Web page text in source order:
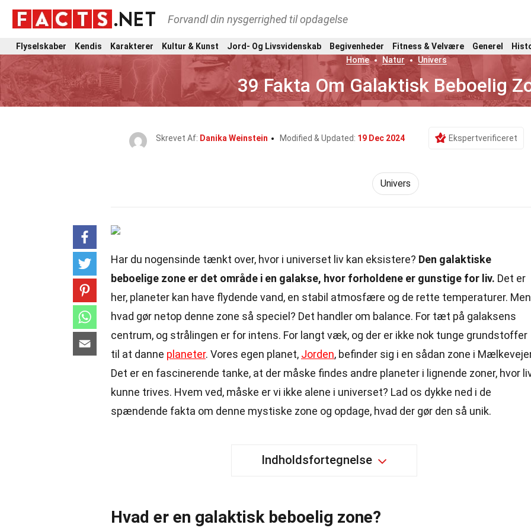
Forvandl din nysgerrighed til opdagelse
Flyselskaber Kendis Karakterer Kultur & Kunst Jord- Og Livsvidenskab Begivenheder Fitness & Velvære Generel
Home
Natur Univers
39 Fakta Om Galaktisk Beboelig
Skrevet Af: Danika Weinstein Modified & Updated: 19 Dec 2024 Ekspertverificeret
Univers
Har du nogensinde tænkt over, hvor i universet liv kan eksistere? Den galaktiske
beboelige zone er det område i en galakse, hvor forholdene er gunstige for liv. Det er
her, planeter kan have flydende vand, en stabil atmosfære og de rette temperaturer. Men
hvad gør netop denne zone så speciel? Det handler om balance. For tæt på galaksens
centrum, og strålingen er for intens. For langt væk, og der er ikke nok tunge grundstoffer
til at danne planeter. Vores egen planet, Jorden, befinder sig i en sådan zone i
Det er en fascinerende tanke, at der måske findes andre planeter i lignende zoner, hvor
kunne trives. Hvem ved, måske er vi ikke alene i universet? Lad os dykke ned i de
spændende fakta om denne mystiske zone og opdage, hvad der gør den så unik.
Indholdsfortegnelse
Hvad er en galaktisk beboelig zone?